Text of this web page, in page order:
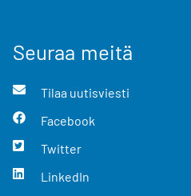
Seuraa meitä
Tilaa uutisviesti
Facebook
Twitter
LinkedIn